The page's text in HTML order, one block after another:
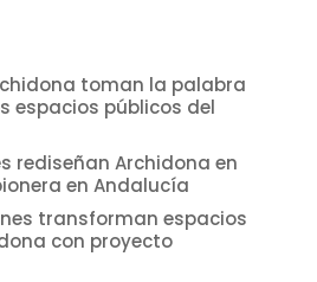
toman la palabra
espacios públicos del
rediseñan Archidona en
en Andalucía
transforman espacios
con proyecto